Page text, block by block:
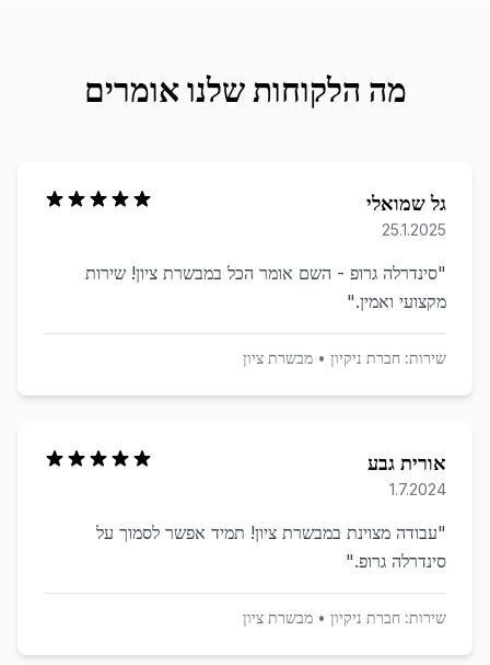
מה הלקוחות שלנו אומרים
גל שמואלי
25.1.2025
"סינדרלה גרופ - השם אומר הכל במבשרת ציון! שירות
מקצועי ואמין."
שירות: חברת ניקיון • מבשרת ציון
אורית גבע
1.7.2024
"עבודה מצוינת במבשרת ציון! תמיד אפשר לסמוך על
סינדרלה גרופ."
שירות: חברת ניקיון • מבשרת ציון